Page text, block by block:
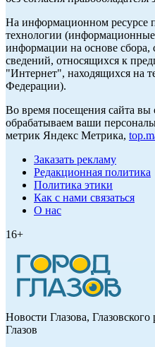
На информационном ресурсе
технологии
информации на основе сбора,
сведений, относящихся к
"Интернет", находящихся на
Федерации).
Во время посещения сайта вы
обрабатываем ваши
метрик Яндекс Метрика,
Заказать рекламу
Редакционная политика
Политика этики
Как с нами связаться
О нас
16+
Новости Глазова,
Глазов